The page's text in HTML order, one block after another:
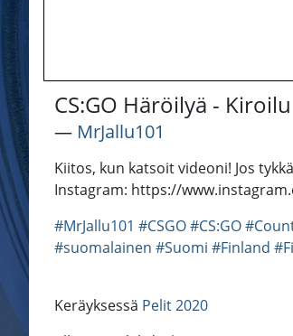
CS:GO Häröilyä -
― MrJallu101
Kiitos, kun katsoit videoni! Jos
Instagram: https://
#MrJallu101 #CSGO#CS:GO
#suomalainen #Suomi #Finland
Keräyksessä Pelit 2020